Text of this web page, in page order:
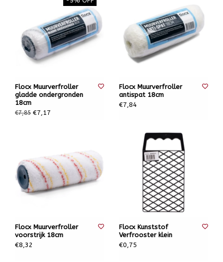
Flocx Muurverfroller
gladde ondergronden
18cm
€7,85 €7,17
Flocx Muurverfroller
antispat 18cm
€7,84
Flocx Muurverfroller
voorstrijk 18cm
€8,32
Flocx Kunststof
Verfrooster klein
€0,75